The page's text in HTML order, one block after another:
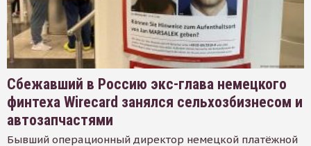
Сбежавший в Россию экс-глава немецкого
финтеха Wirecard занялся сельхозбизнесом и
автозапчастями
Бывший операционный директор немецкой платёжной